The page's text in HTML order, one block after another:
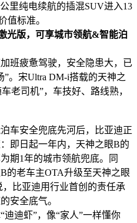
里纯电续航的插混SUV进入13
值标准。
光版，可享城市领航&智能泊
班疲惫驾驶，安全隐患大，已
。宋Ultra DM-i搭载的天神之
老司机”，车技好、路线熟，
车安全兜底先河后，比亚迪正
即日起一年内，天神之眼B的
期1年的城市领航兜底。同
的老车主OTA升级至天神之眼
比亚迪用行业首创的责任承
安全底气。
迪虾”，像“家人”一样懂你